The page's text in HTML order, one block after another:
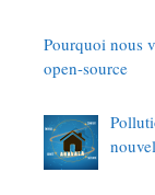
Pourquoi nous
open-source